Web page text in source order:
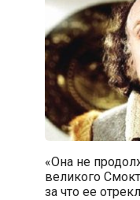
«Она не
великого
за что ее